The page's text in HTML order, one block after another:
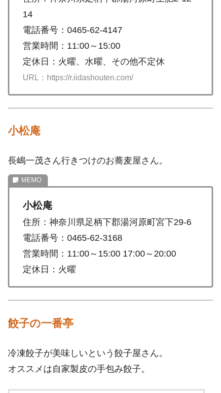
14
電話番号：0465-62-4147
営業時間：11:00～15:00
定休日：火曜、水曜、その他不定休
URL：https://r.iidashouten.com/
小松庵
長嶋一茂さん行きつけのお蕎麦屋さん。
小松庵
住所：神奈川県足柄下郡湯河原町宮下29-6
電話番号：0465-62-3168
営業時間：11:00～15:00 17:00～20:00
定休日：火曜
餃子の一番亭
冷凍餃子が美味しいという餃子屋さん。
オススメは自家製皮の手包み餃子。